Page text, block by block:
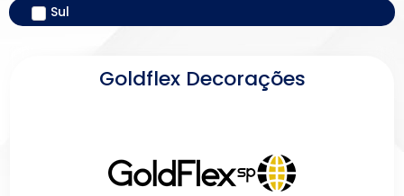
Sul
Goldflex Decorações